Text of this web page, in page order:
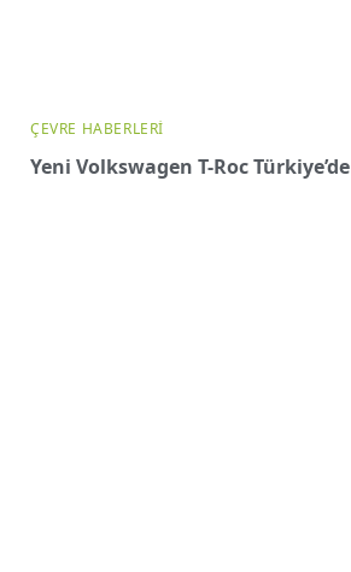
ÇEVRE HABERLERI
Yeni Volkswagen T-Roc Türkiye’de